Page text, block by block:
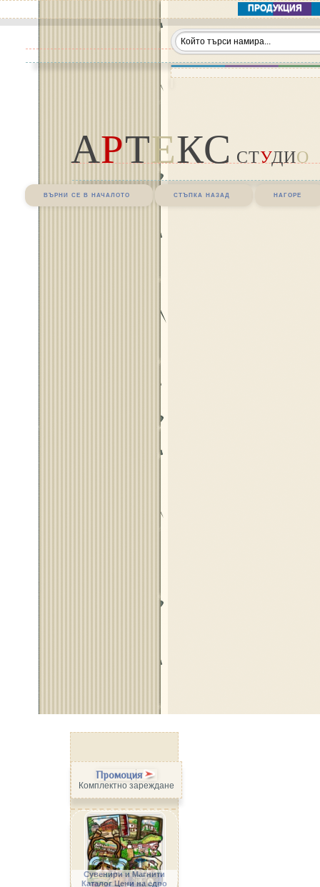
ПРОДУКЦИЯ
АРТЕКС СТУДИО
върни се в началото стъпка назад нагоре
Промоция
Комплектно зареждане
Сувенири и Магнити
Каталог Цени на едро